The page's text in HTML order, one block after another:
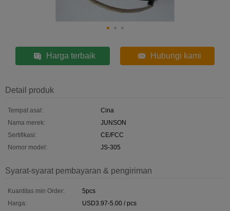
Harga terbaik Hubungi kami
Detail produk
Tempat asal:
Cina
Nama merek:
JUNSON
Sertifikasi:
CE/FCC
Nomor model:
JS-305
Syarat-syarat pembayaran & pengiriman
Kuantitas min Order:
5pcs
Harga:
USD3.97-5.00 / pcs